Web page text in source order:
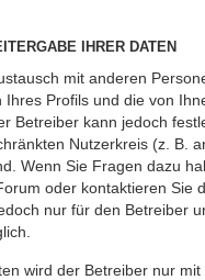
IHRER DATEN
mit anderen
Profils und die von
Betreiber kann jedoch
Nutzerkreis (z. B.
Wenn Sie Fragen dazu
oder kontaktieren Sie
nur für den Betreiber
wird der Betreiber nur